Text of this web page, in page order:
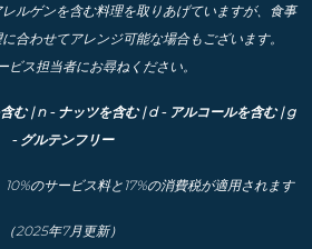
ルゲンを含む料理を取りあげていますが、食事
合わせてアレンジ可能な場合もございます。
ビス担当者にお尋ねください。
む | n - ナッツを含む | d - アルコールを含む | g
- グルテンフリー
のサービス料と17%の消費税が適用されます
（2025年7月更新）